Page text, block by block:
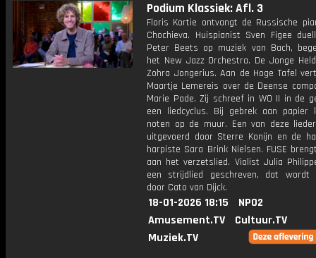
Podium Klassiek: Afl. 3
Floris Kortie ontvangt de Russische
Chochieva. Huispianist Sven Figee
Peter Beets op muziek van Bach,
het New Jazz Orchestra. De Jonge
Zohra Jongerius. Aan de Hoge Tafel
Maartje Lemereis over de Deense
Marie Pade. Zij schreef in WO II in de
een liedcyclus. Bij gebrek aan papier
noten op de muur. Een van deze
uitgevoerd door Sterre Konijn en de
harpiste Sara Brink Nielsen. FUSE
aan het verzetslied. Violist Julia
een strijdlied geschreven, dat wordt
door Cato van Dijck.
18-01-2026 18:15
NPO2
Amusement.TV
Cultuur.TV
Muziek.TV